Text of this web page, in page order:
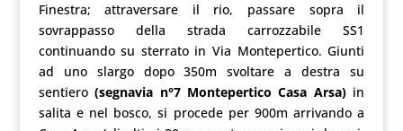
Finestra; attraversare il rio, passare sopra il
sovrappasso della strada carrozzabile SS1
continuando su sterrato in Via Montepertico. Giunti
ad uno slargo dopo 350m svoltare a destra su
sentiero(segnavia n°7 Montepertico Casa Arsa)in
salita e nel bosco, si procede per 900m arrivando a